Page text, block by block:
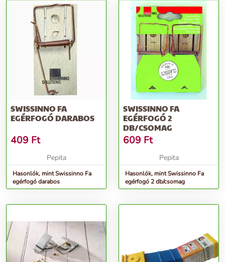
SWISSINNO FA
EGÉRFOGÓ DARABOS
409 Ft
Pepita
Hasonlók, mint Swissinno Fa
egérfogó darabos
SWISSINNO FA
EGÉRFOGÓ 2
DB/CSOMAG
609 Ft
Pepita
Hasonlók, mint Swissinno Fa
egérfogó 2 db/csomag